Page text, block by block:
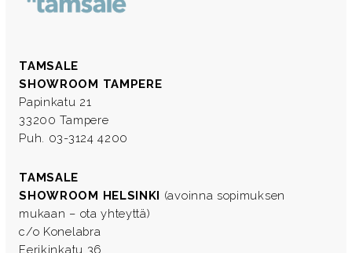
TAMSALE
SHOWROOM TAMPERE
Papinkatu 21
33200 Tampere
Puh. 03-3124 4200
TAMSALE
SHOWROOM HELSINKI (avoinna sopimuksen
mukaan – ota yhteyttä)
c/o Konelabra
Eerikinkatu 36